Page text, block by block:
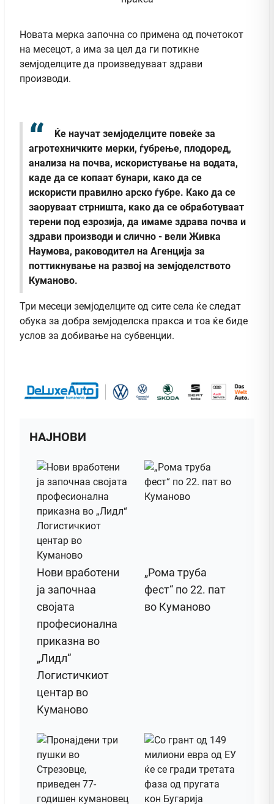
Новата мерка започна со примена од почетокот
на месецот, а има за цел да ги потикне
земјоделците да произведуваат здрави
производи.
Ќе научат земјоделците повеќе за
агротехничките мерки, ѓубрење, плодоред,
анализа на почва, искористување на водата,
каде да се копаат бунари, како да се
искористи правилно арско ѓубре. Како да се
заоруваат стрништа, како да се обработуваат
терени под езрозија, да имаме здрава почва и
здрави производи и слично - вели Живка
Наумова, раководител на Агенција за
поттикнување на развој на земјоделството
Куманово.
Три месеци земјоделците од сите села ќе следат
обука за добра земјоделска пракса и тоа ќе биде
услов за добивање на субвенции.
НАЈНОВИ
Нови вработени
ја започнаа
својата
професионална
приказна во
„Лидл“
Логистичкиот
центар во
Куманово
„Рома труба
фест“ по 22. пат
во Куманово